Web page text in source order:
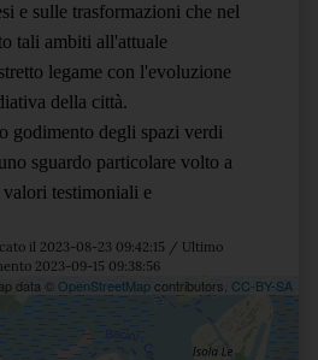
e sulle trasformazioni che nel
tali ambiti all'attuale
legame con l'evoluzione
della città.
godimento degli spazi verdi
sguardo particolare volto a
testimoniali e
il 2023-08-23 09:42:15 / Ultimo
2023-09-15 09:38:56
data © OpenStreetMapcontributors, CC-BY-SA